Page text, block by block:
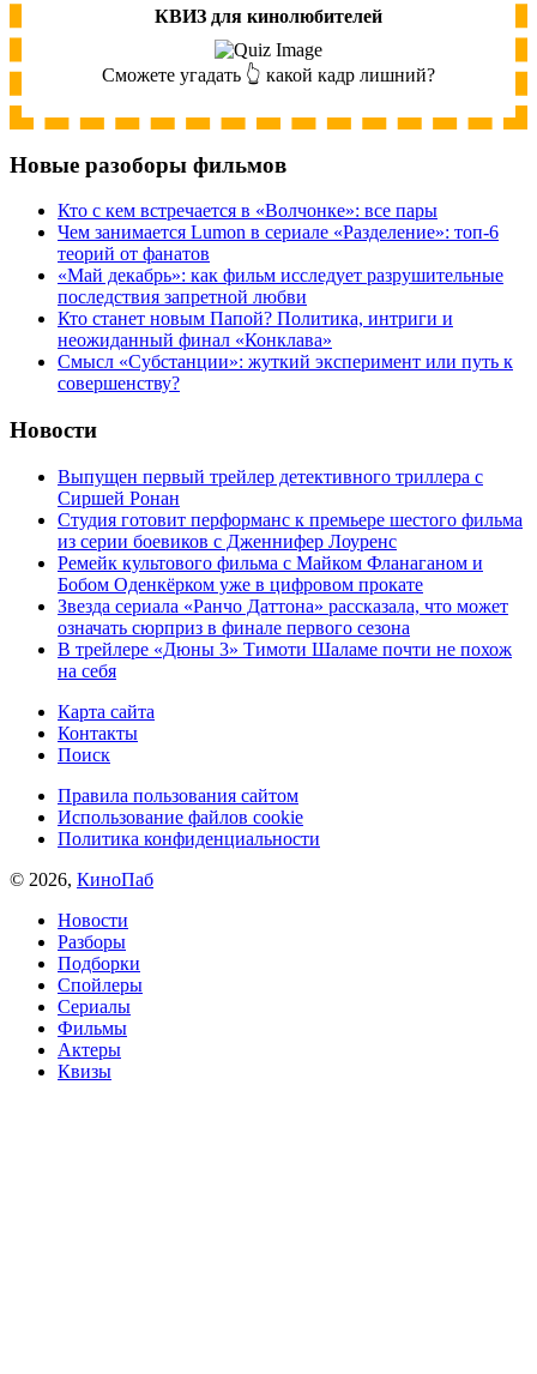
КВИЗ для кинолюбителей
Сможете угадать 👆 какой кадр лишний?
Новые разоборы фильмов
Кто с кем встречается в «Волчонке»: все пары
Чем занимается Lumon в сериале «Разделение»: топ-6
теорий от фанатов
«Май декабрь»: как фильм исследует разрушительные
последствия запретной любви
Кто станет новым Папой? Политика, интриги и
неожиданный финал «Конклава»
Cмысл «Субстанции»: жуткий эксперимент или путь к
совершенству?
Новости
Выпущен первый трейлер детективного триллера с
Сиршей Ронан
Студия готовит перформанс к премьере шестого фильма
из серии боевиков с Дженнифер Лоуренс
Ремейк культового фильма с Майком Фланаганом и
Бобом Оденкёрком уже в цифровом прокате
Звезда сериала «Ранчо Даттона» рассказала, что может
означать сюрприз в финале первого сезона
В трейлере «Дюны 3» Тимоти Шаламе почти не похож
на себя
Карта сайта
Контакты
Поиск
Правила пользования сайтом
Использование файлов cookie
Политика конфиденциальности
© 2026, КиноПаб
Новости
Разборы
Подборки
Спойлеры
Сериалы
Фильмы
Актеры
Квизы